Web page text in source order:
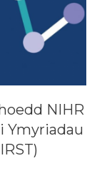
NIHR
Ymyriadau